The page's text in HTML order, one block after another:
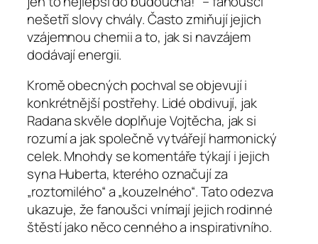
nešetří slovy chvály. Často zmiňují jejich
vzájemnou chemii a to, jak si navzájem
dodávají energii.
Kromě obecných pochval se objevují i
konkrétnější postřehy. Lidé obdivují, jak
Radana skvěle doplňuje Vojtěcha, jak si
rozumí a jak společně vytvářejí harmonický
celek. Mnohdy se komentáře týkají i jejich
syna Huberta, kterého označují za
„roztomilého“ a „kouzelného“. Tato odezva
ukazuje, že fanoušci vnímají jejich rodinné
štěstí jako něco cenného a inspirativního.